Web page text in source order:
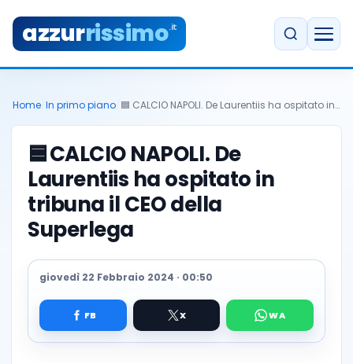
azzurrissimo.it
Home In primo piano 🟦 CALCIO NAPOLI. De Laurentiis ha ospitato in…
🟦CALCIO NAPOLI. De
Laurentiis ha ospitato in
tribuna il CEO della
Superlega
giovedì 22 Febbraio 2024 · 00:50